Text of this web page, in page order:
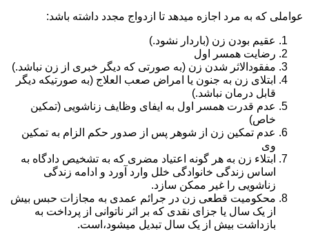
عواملی که به مرد اجازه میدهد تا ازدواج مجدد داشته باشد:
عقیم بودن زن (باردار نشود.)
رضایت همسر اول
مفقودالاثر شدن زن (به صورتی که دیگر خبری از زن نباشد.)
ابتلای زن به جنون یا امراض صعب العلاج (به صورتیکه دیگر
قابل درمان نباشد.)
عدم قدرت همسر اول به ایفای وظایف زناشویی (تمکین
خاص)
عدم تمکین زن از شوهر پس از صدور حکم الزام به تمکین
وی
ابتلاء زن به هر گونه اعتیاد مضری که به تشخیص دادگاه به
اساس زندگی خانوادگی خلل وارد آورد و ادامه زندگی
زناشویی را غیر ممکن سازد.
محکومیت قطعی زن در جرائم عمدی به مجازات حبس بیش
از یک سال یا جزای نقدی که بر اثر ناتوانی از پرداخت به
بازداشت بیش از یک سال تبدیل می‎شود،است.